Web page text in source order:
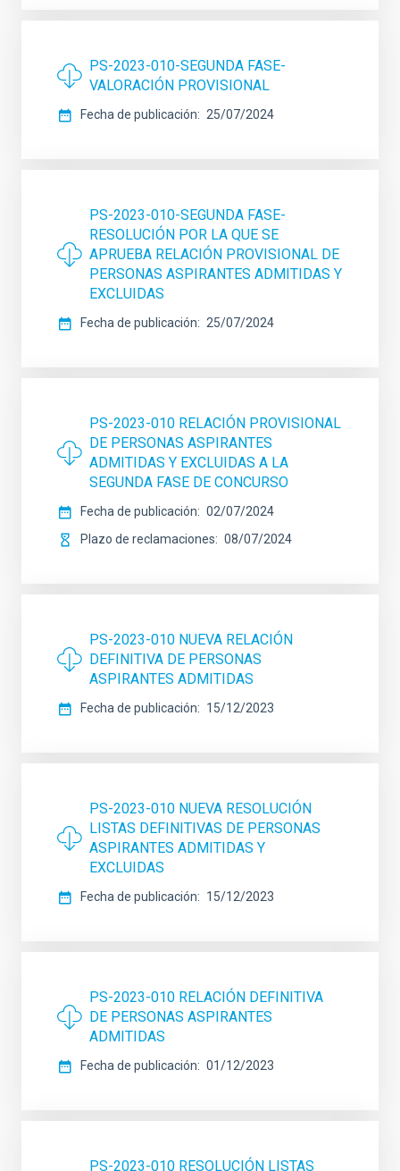
PS-2023-010-SEGUNDA FASE-
VALORACIÓN PROVISIONAL
Fecha de publicación 25/07/2024
PS-2023-010-SEGUNDA FASE-
RESOLUCIÓN POR LA QUE SE
APRUEBA RELACIÓN PROVISIONAL DE
PERSONAS ASPIRANTES ADMITIDAS Y
EXCLUIDAS
Fecha de publicación 25/07/2024
PS-2023-010 RELACIÓN PROVISIONAL
DE PERSONAS ASPIRANTES
ADMITIDAS Y EXCLUIDAS A LA
SEGUNDA FASE DE CONCURSO
Fecha de publicación
02/07/2024
Plazo de reclamaciones
08/07/2024
PS-2023-010 NUEVA RELACIÓN
DEFINITIVA DE PERSONAS
ASPIRANTES ADMITIDAS
Fecha de publicación 15/12/2023
PS-2023-010 NUEVA RESOLUCIÓN
LISTAS DEFINITIVAS DE PERSONAS
ASPIRANTES ADMITIDAS Y
EXCLUIDAS
Fecha de publicación 15/12/2023
PS-2023-010 RELACIÓN DEFINITIVA
DE PERSONAS ASPIRANTES
ADMITIDAS
Fecha de publicación 01/12/2023
PS-2023-010 RESOLUCIÓN LISTAS